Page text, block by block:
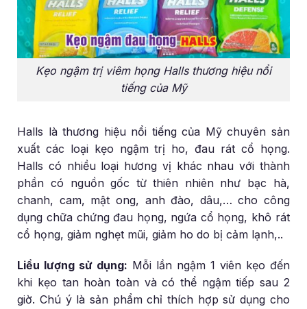
Kẹo ngậm trị viêm họng Halls thương hiệu nổi
tiếng của Mỹ
Halls là thương hiệu nổi tiếng của Mỹ chuyên sản
xuất các loại kẹo ngậm trị ho, đau rát cổ họng.
Halls có nhiều loại hương vị khác nhau với thành
phần có nguồn gốc từ thiên nhiên như bạc hà,
chanh, cam, mật ong, anh đào, dâu,… cho công
dụng chữa chứng đau họng, ngứa cổ họng, khô rát
cổ họng, giảm nghẹt mũi, giảm ho do bị cảm lạnh,..
Liều lượng sử dụng: Mỗi lần ngậm 1 viên kẹo đến
khi kẹo tan hoàn toàn và có thể ngậm tiếp sau 2
giờ. Chú ý là sản phẩm chỉ thích hợp sử dụng cho